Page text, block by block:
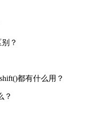
？
都有什么用？
？